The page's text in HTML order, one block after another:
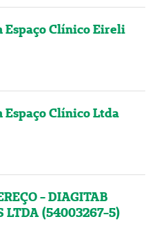
Espaço Clínico Eireli
Clínico Ltda
- DIAGITAB
LTDA (54003267-5)